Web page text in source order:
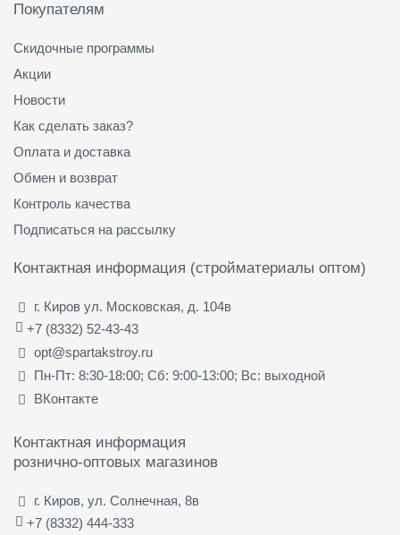
Покупателям
Скидочные программы
Акции
Новости
Как сделать заказ?
Оплата и доставка
Обмен и возврат
Контроль качества
Подписаться на рассылку
Контактная информация (стройматериалы оптом)
г. Киров ул. Московская, д. 104в
+7 (8332) 52-43-43
opt@spartakstroy.ru
Пн-Пт: 8:30-18:00; Сб: 9:00-13:00; Вс: выходной
ВКонтакте
Контактная информация
рознично-оптовых магазинов
г. Киров, ул. Солнечная, 8в
+7 (8332) 444-333